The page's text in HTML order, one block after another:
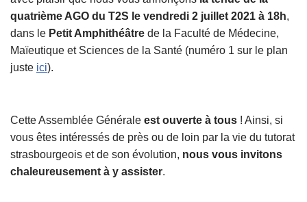
quatrième AGO du T2S le vendredi 2 juillet 2021 à 18h,
dans le Petit Amphithéâtre de la Faculté de Médecine,
Maïeutique et Sciences de la Santé (numéro 1 sur le plan
juste ici).
Cette Assemblée Générale est ouverte à tous ! Ainsi, si
vous êtes intéressés de près ou de loin par la vie du tutorat
strasbourgeois et de son évolution, nous vous invitons
chaleureusement à y assister.